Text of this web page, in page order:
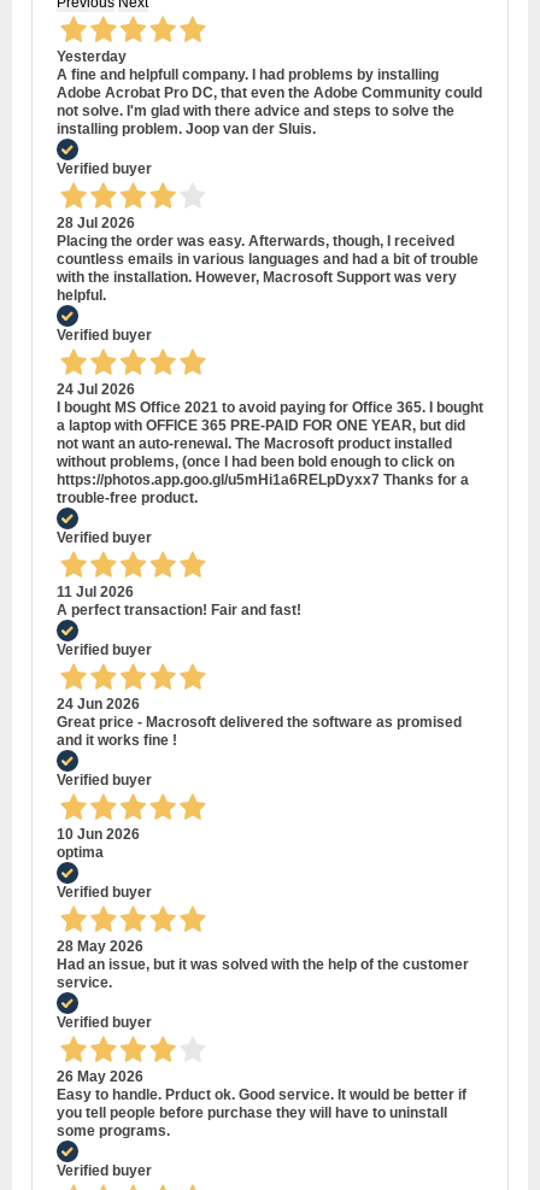
Yesterday
A fine and helpfull company. I had problems by installing
Adobe Acrobat Pro DC, that even the Adobe Community could
not solve. I'm glad with there advice and steps to solve the
installing problem. Joop van der Sluis.
Verified buyer
28 Jul 2026
Placing the order was easy. Afterwards, though, I received
countless emails in various languages and had a bit of trouble
with the installation. However, Macrosoft Support was very
helpful.
Verified buyer
24 Jul 2026
I bought MS Office 2021 to avoid paying for Office 365. I bought
a laptop with OFFICE 365 PRE-PAID FOR ONE YEAR, but did
not want an auto-renewal. The Macrosoft product installed
without problems, (once I had been bold enough to click on
https://photos.app.goo.gl/u5mHi1a6RELpDyxx7 Thanks for a
trouble-free product.
Verified buyer
11 Jul 2026
A perfect transaction! Fair and fast!
Verified buyer
24 Jun 2026
Great price - Macrosoft delivered the software as promised
and it works fine !
Verified buyer
10 Jun 2026
optima
Verified buyer
28 May 2026
Had an issue, but it was solved with the help of the customer
service.
Verified buyer
26 May 2026
Easy to handle. Prduct ok. Good service. It would be better if
you tell people before purchase they will have to uninstall
some programs.
Verified buyer